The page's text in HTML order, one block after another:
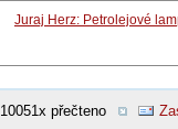
Juraj Herz: Petrolejové
10051x přečteno